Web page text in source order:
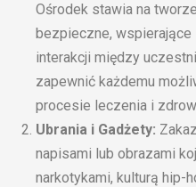
Ośrodek stawia na
bezpieczne, wspierające
interakcji między
zapewnić każdemu
procesie leczenia i
Ubrania i Gadżety:
napisami lub obrazami
narkotykami, kulturą hip-